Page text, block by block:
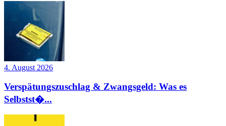
4. August 2026
Verspätungszuschlag & Zwangsgeld: Was es
Selbstst�...